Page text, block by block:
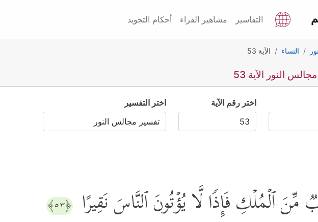
التفاسير مشاهير القراء أحكام التجويد
النساء الآية 53
النور الآية 53
اختر رقم الآية اختر التفسير
ٱلۡمُلۡكِ فَإِذࣰا لَّا یُؤۡتُونَ ٱلنَّاسَ نَقِیرًا ﴿٥٣﴾